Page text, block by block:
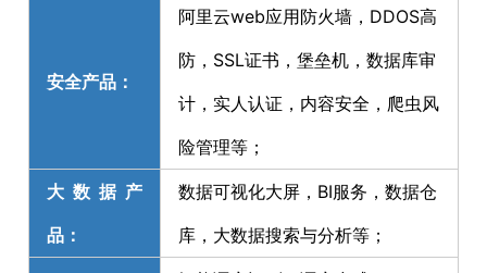
安全产品：
阿里云web应用防火墙，DDOS高
防，SSL证书，堡垒机，数据库审
计，实人认证，内容安全，爬虫风
险管理等；
大数据产
品：
数据可视化大屏，BI服务，数据仓
库，大数据搜索与分析等；